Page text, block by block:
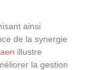
ainsi
de la synergie
illustre
la gestion